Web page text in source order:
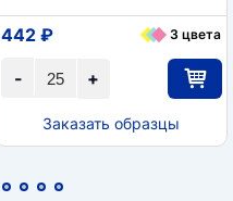
+
-
442 ₽ 3 цвета
Заказать образцы